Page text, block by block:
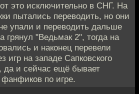
это исключительно в СНГ. На
пытались переводить, но они
упали и переводить дальше
грянул "Ведьмак 2", тогда на
и наконец перевели
игр на западе Сапковского
да и сейчас ещё бывает
по игре.